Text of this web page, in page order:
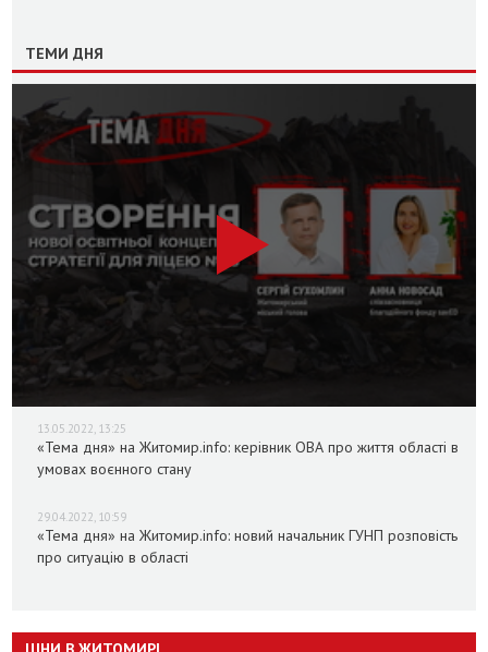
ТЕМИ ДНЯ
13.05.2022, 13:25
«Тема дня» на Житомир.info: керівник ОВА про життя області в
умовах воєнного стану
29.04.2022, 10:59
«Тема дня» на Житомир.info: новий начальник ГУНП розповість
про ситуацію в області